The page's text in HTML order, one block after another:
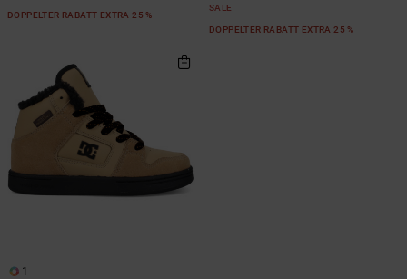
DOPPELTER RABATT EXTRA 25 %
SALE
DOPPELTER RABATT EXTRA 25 %
1